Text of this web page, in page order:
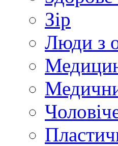
Зір
Люди з